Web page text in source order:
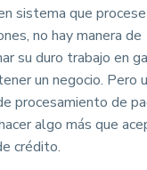
sistema que
no hay manera de
su duro trabajo en
un negocio. Pero
procesamiento de
algo más que
crédito.